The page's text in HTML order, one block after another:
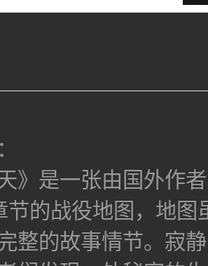
》是一张由国外作
的战役地图， 地图
整的故事情节。寂